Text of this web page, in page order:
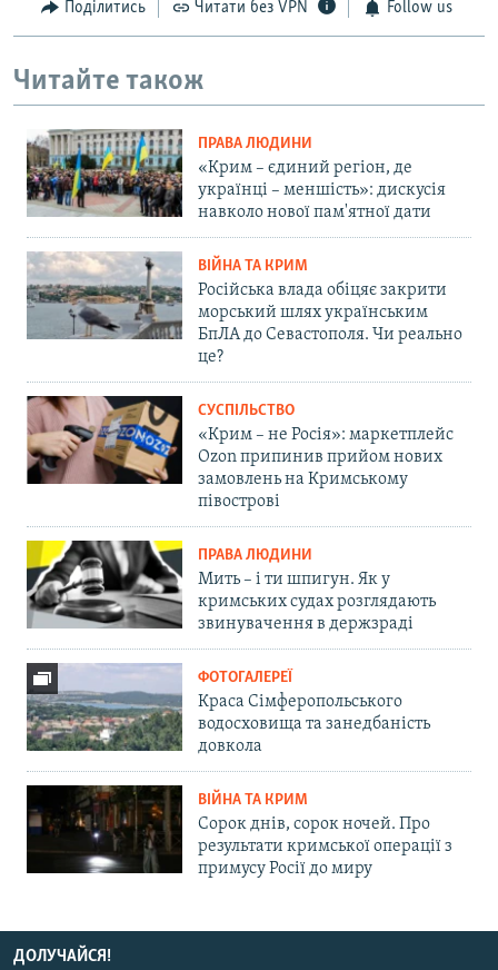
Поділитись Читати без VPN Follow us
Читайте також
ПРАВА ЛЮДИНИ
«Крим – єдиний регіон, де
українці – меншість»: дискусія
навколо нової пам'ятної дати
ВІЙНА ТА КРИМ
Російська влада обіцяє закрити
морський шлях українським
БпЛА до Севастополя. Чи реально
це?
СУСПІЛЬСТВО
«Крим – не Росія»: маркетплейс
Ozon припинив прийом нових
замовлень на Кримському
півострові
ПРАВА ЛЮДИНИ
Мить – і ти шпигун. Як у
кримських судах розглядають
звинувачення в держзраді
ФОТОГАЛЕРЕЇ
Краса Сімферопольського
водосховища та занедбаність
довкола
ВІЙНА ТА КРИМ
Сорок днів, сорок ночей. Про
результати кримської операції з
примусу Росії до миру
ДОЛУЧАЙСЯ!